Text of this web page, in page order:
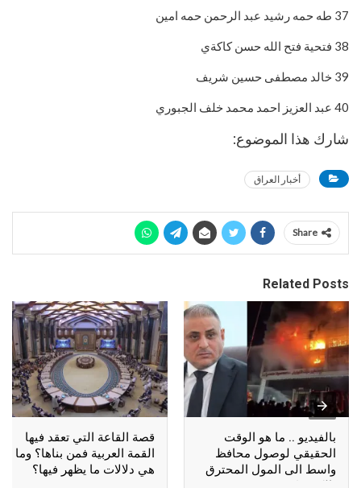
37 طه حمه رشيد عبد الرحمن حمه امين
38 فتحية فتح الله حسن كاكةي
39 خالد مصطفى حسين شريف
40 عبد العزيز احمد محمد خلف الجبوري
شارك هذا الموضوع:
أخبار العراق
Share
Related Posts
بالفيديو .. ما هو الوقت
الحقيقي لوصول محافظ
واسط الى المول المحترق
قصة القاعة التي تعقد فيها
القمة العربية فمن بناها؟ وما
هي دلالات ما يظهر فيها؟